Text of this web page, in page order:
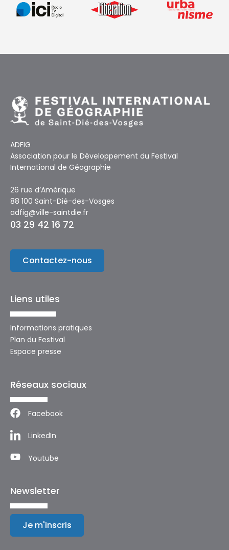
ADFIG
Association pour le Développement du Festival
International de Géographie
26 rue d’Amérique
88 100 Saint-Dié-des-Vosges
adfig@ville-saintdie.fr
03 29 42 16 72
Contactez-nous
Liens utiles
Informations pratiques
Plan du Festival
Espace presse
Réseaux sociaux
Facebook
LinkedIn
Youtube
Newsletter
Je m'inscris